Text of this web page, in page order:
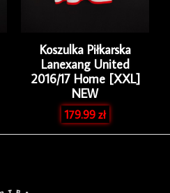
Koszulka Piłkarska
Lanexang United
2016/17 Home [XXL]
NEW
179.99zł